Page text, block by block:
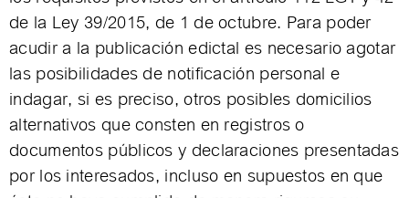
de la Ley 39/2015, de 1 de octubre. Para poder
acudir a la publicación edictal es necesario agotar
las posibilidades de notificación personal e
indagar, si es preciso, otros posibles domicilios
alternativos que consten en registros o
documentos públicos y declaraciones presentadas
por los interesados, incluso en supuestos en que